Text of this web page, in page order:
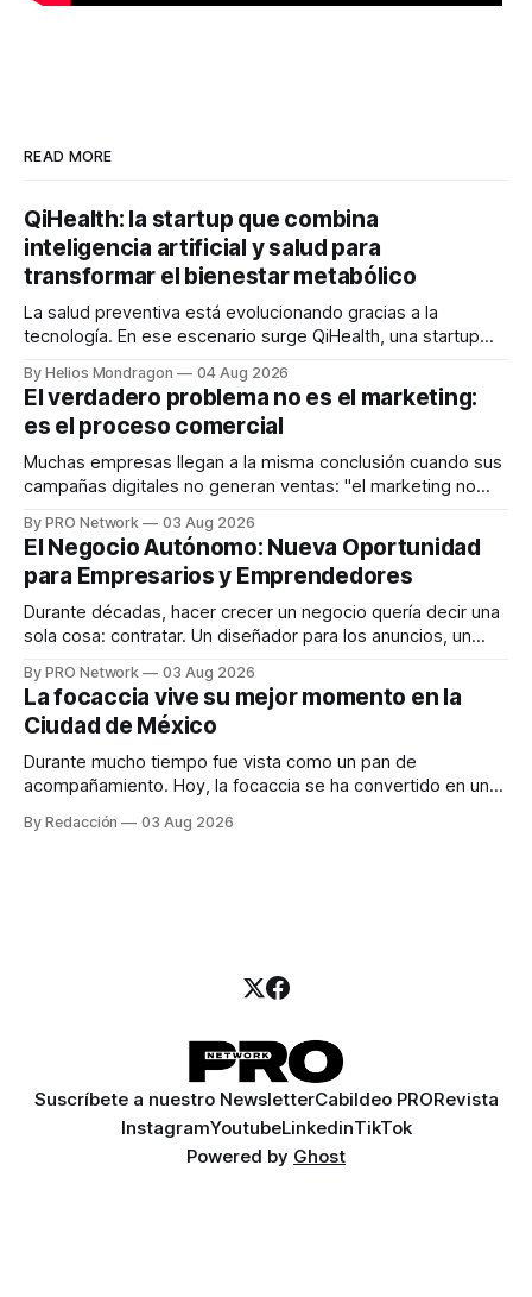
READ MORE
QiHealth: la startup que combina
inteligencia artificial y salud para
transformar el bienestar metabólico
La salud preventiva está evolucionando gracias a la
tecnología. En ese escenario surge QiHealth, una startup
dispositivos inteligentes, inteligencia artificial y monitoreo
en tiempo real para ayudar a las personas a tomar mejores
decisiones sobre su salud metabólica. Su propuesta busca
responder
By Helios Mondragon 04 Aug 2026
El verdadero problema no es el marketing:
es el proceso comercial
Muchas empresas llegan a la misma conclusión cuando sus
campañas digitales no generan ventas: "el marketing no
INTERIUS, el problema suele estar en otro lugar. Durante
una entrevista para el podcast SER PRO, el especialista en
marketing digital explicó que
By PRO Network 03 Aug 2026
El Negocio Autónomo: Nueva Oportunidad
para Empresarios y Emprendedores
Durante décadas, hacer crecer un negocio quería decir una
sola cosa: contratar. Un diseñador para los anuncios, un
para los textos, alguien que supiera de publicidad digital
para encontrar prospectos, un vendedor para atender
llamadas y mensajes, y —con suerte— una persona
By PRO Network 03 Aug 2026
La focaccia vive su mejor momento en la
Ciudad de México
Durante mucho tiempo fue vista como un pan de
acompañamiento. Hoy, la focaccia se ha convertido en uno
artesanal, ingredientes de calidad y experiencias que
By Redacción 03 Aug 2026
Suscríbete a nuestro NewsletterCabildeo PRORevista
InstagramYoutubeLinkedinTikTok
Powered by Ghost